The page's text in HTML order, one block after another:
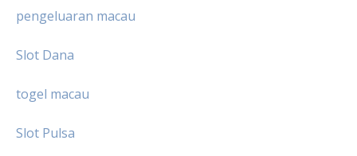
pengeluaran macau
Slot Dana
togel macau
Slot Pulsa